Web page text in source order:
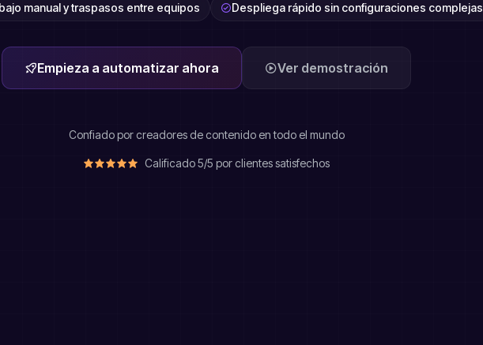
manual y traspasos entre equipos
Despliega rápido sin configuraciones complejas
Empieza a automatizar ahora Ver demostración
Confiado por creadores de contenido en todo el mundo
Calificado 5/5 por clientes satisfechos